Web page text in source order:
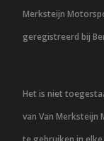
Merksteijn
geregistreerd bij
Het is niet
van Van